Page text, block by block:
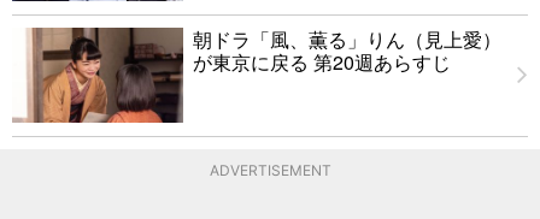
朝ドラ「風、薫る」りん（見上愛）
が東京に戻る 第20週あらすじ
ADVERTISEMENT